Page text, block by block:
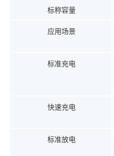
标称容量
应用场景
标准充电
快速充电
标准放电